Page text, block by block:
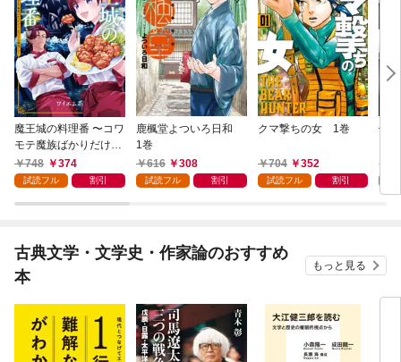
魔王城の料理番 〜コワ
モテ魔族ばかりだけ
ど、ホワイトな職場で
す〜 1巻
748 374
試読フル 割引
鹿楓堂よついろ日和
1巻
616
308
試読フル 割引
クマ撃ちの女 1巻
704 352
試読フル 割引
俺
る
古典文学・文学史・作家論のおすすめ
本
もっと見る